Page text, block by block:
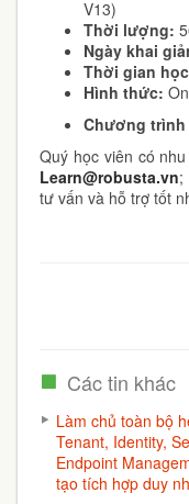
V13)
Thời lượng:
Ngày khai
Thời gian học
Hình thức:
Chương
Quý học viên có
Learn@robusta.vn;
tư vấn và hỗ trợ tốt
Các tin khác
Làm chủ toàn bộ
Tenant, Identity,
Endpoint
tạo tích hợp duy